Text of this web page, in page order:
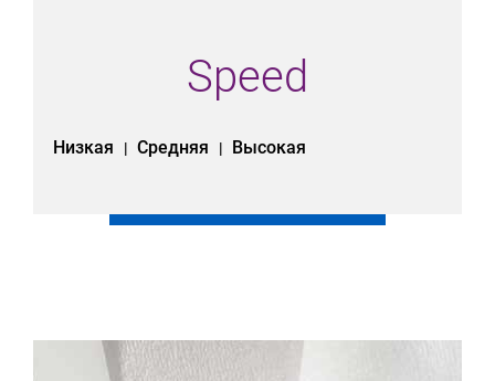
Speed
Низкая | Средняя | Высокая